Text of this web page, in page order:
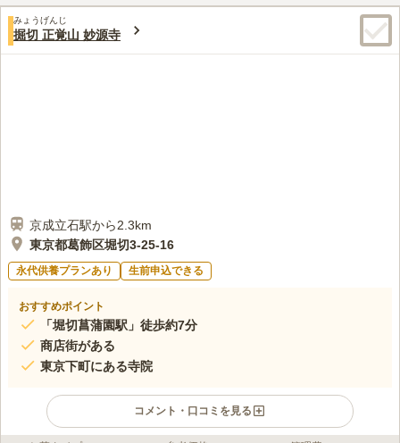
口コミ評価
この霊園はまだ誰からも評価されていません。
みょうげんじ
掘切 正覚山 妙源寺
京成立石駅から2.3km
東京都葛飾区堀切3-25-16
永代供養プランあり 生前申込できる
おすすめポイント
「堀切菖蒲園駅」徒歩約7分
商店街がある
東京下町にある寺院
コメント・口コミを見る